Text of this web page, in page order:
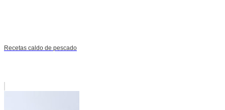
Recetas caldo de pescado